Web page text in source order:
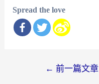
Spread the love
← 前一篇文章